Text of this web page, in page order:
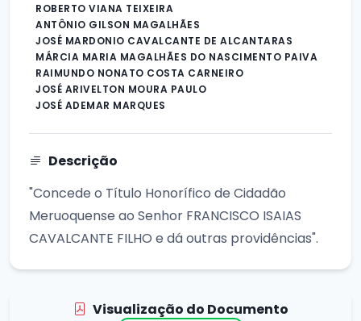
ROBERTO VIANA TEIXEIRA
ANTÔNIO GILSON MAGALHÃES
JOSÉ MARDONIO CAVALCANTE DE ALCANTARAS
MÁRCIA MARIA MAGALHÃES DO NASCIMENTO PAIVA
RAIMUNDO NONATO COSTA CARNEIRO
JOSÉ ARIVELTON MOURA PAULO
JOSÉ ADEMAR MARQUES
Descrição
"Concede o Título Honorífico de Cidadão
Meruoquense ao Senhor FRANCISCO ISAIAS
CAVALCANTE FILHO e dá outras providências".
Visualização do Documento